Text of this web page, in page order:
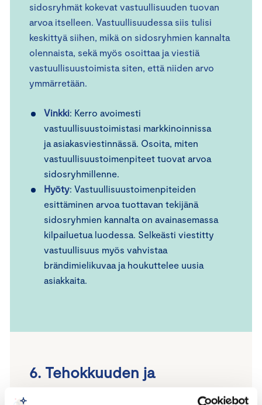
sidosryhmät kokevat vastuullisuuden tuovan
arvoa itselleen. Vastuullisuudessa siis tulisi
keskittyä siihen, mikä on sidosryhmien kannalta
olennaista, sekä myös osoittaa ja viestiä
vastuullisuustoimista siten, että niiden arvo
ymmärretään.
Vinkki: Kerro avoimesti
vastuullisuustoimistasi markkinoinnissa
ja asiakasviestinnässä. Osoita, miten
vastuullisuustoimenpiteet tuovat arvoa
sidosryhmillenne.
Hyöty: Vastuullisuustoimenpiteiden
esittäminen arvoa tuottavan tekijänä
sidosryhmien kannalta on avainasemassa
kilpailuetua luodessa. Selkeästi viestitty
vastuullisuus myös vahvistaa
brändimielikuvaa ja houkuttelee uusia
asiakkaita.
6. Tehokkuuden ja